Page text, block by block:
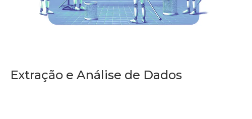
Extração e Análise de Dados